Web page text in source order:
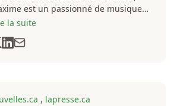
est un passionné de musique
basketball. Il suit de très près
contenu informatif et divertissant.
la suite
, lapresse.ca